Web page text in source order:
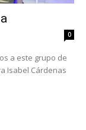
0
a este grupo de
Isabel Cárdenas